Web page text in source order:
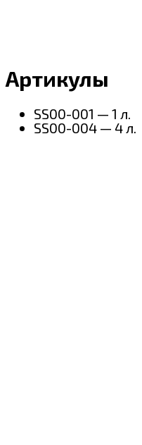
Артикулы
SS00-001 — 1 л.
SS00-004 — 4 л.